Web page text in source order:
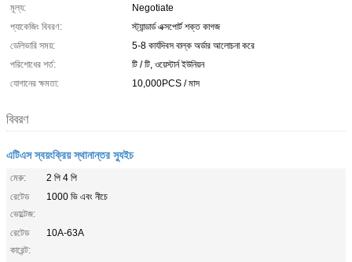
মূল্য:
Negotiate
প্যাকেজিং বিবরণ:
স্ট্যান্ডার্ড এক্সপোর্ট শক্ত কাগজ
ডেলিভারি সময়:
5-8 কার্যদিবস বাল্ক অর্ডার আলোচনা করে
পরিশোধের শর্ত:
টি / টি, ওয়েস্টার্ন ইউনিয়ন
যোগানের ক্ষমতা:
10,000PCS / মাস
বিবরণ
এটিএস স্বয়ংক্রিয় স্থানান্তর স্যুইচ
মেরু:
2 পি 4 পি
রেটেড
ভোল্টেজ:
1000 ভি এবং নীচে
রেটেড
কারেন্ট:
10A-63A